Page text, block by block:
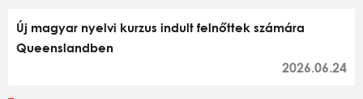
Új magyar nyelvi kurzus indult felnőttek számára
Queenslandben
2026.06.24